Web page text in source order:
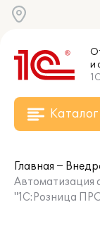
и
Каталог
Главная
Автоматизация
"1С:Розница